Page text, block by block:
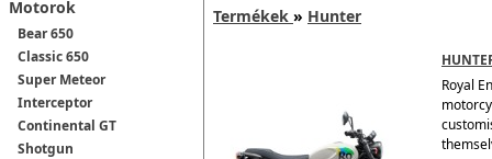
Motorok
Bear 650
Classic 650
Super Meteor
Interceptor
Continental GT
Shotgun
Termékek » Hunter
Royal